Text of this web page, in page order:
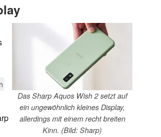
Das Sharp Aquos Wish 2 setzt auf
ein ungewöhnlich kleines Display,
allerdings mit einem recht breiten
Kinn. (Bild: Sharp)